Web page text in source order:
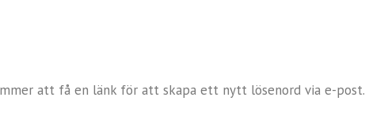
att få en länk för att skapa ett nytt lösenord via e-post.